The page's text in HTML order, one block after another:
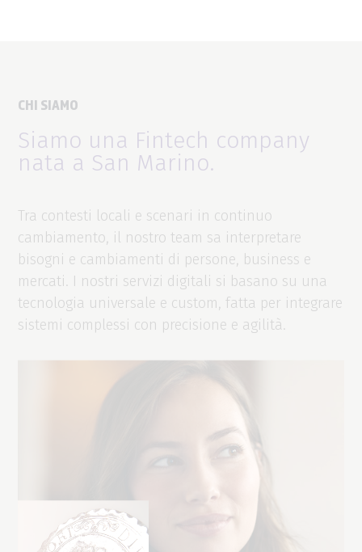
CHI SIAMO
Siamo una Fintech company
nata a San Marino.
Tra contesti locali e scenari in continuo
cambiamento, il nostro team sa interpretare
bisogni e cambiamenti di persone, business e
mercati. I nostri servizi digitali si basano su una
tecnologia universale e custom, fatta per integrare
sistemi complessi con precisione e agilità.
SCOPRI DI PIÙ